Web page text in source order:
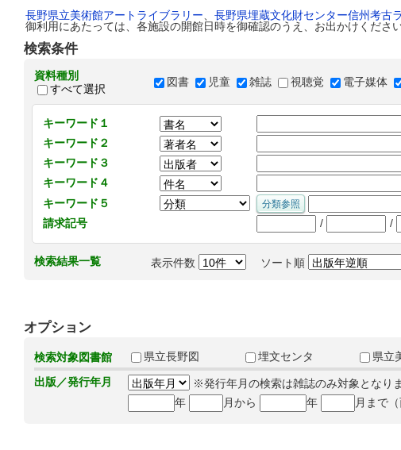
長野県立美術館アートライブラリー
長野県埋蔵文化財センター信州考古
御利用にあたっては、各施設の開館日時を御確認のうえ、お出かけください
検索条件
資料種別
すべて選択
図書 児童 雑誌 視聴覚 電子媒体
キーワード１
キーワード２
キーワード３
キーワード４
キーワード５
請求記号
/ /
検索結果一覧 表示件数 ソート順
オプション
検索対象図書館 県立長野図 埋文センタ
県立
出版／発行年月
※発行年月の検索は雑誌のみ対象となりま
年
月から 年 月まで